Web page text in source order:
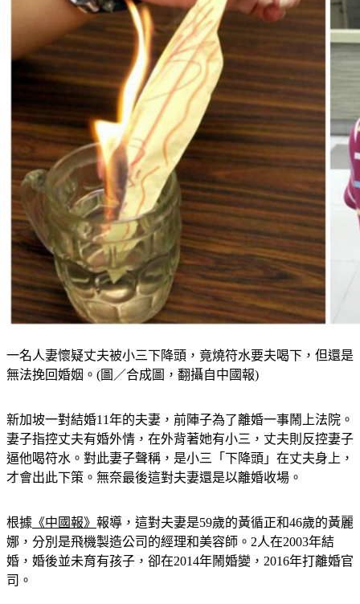
一名人妻懷疑丈夫被小三下降頭，竟燒符水要夫喝下，但還是
無法挽回婚姻。(圖／合成圖，翻攝自中國報)
新加坡一對結婚11年的夫妻，前陣子為了離婚一事鬧上法院。
妻子指控丈夫有婚外情，在外背著她有小三，丈夫則反控妻子
逼他喝符水。對此妻子聲稱，是小三「下降頭」在丈夫身上，
才會出此下策。 無奈最後這對夫妻還是以離婚收場。
根據 《中國報》 報導，這對夫妻是59歲的黃循正和46歲的黃麗
娜，分別是飛機製造公司的經理和美容師。2人在2003年結
婚，婚後並未育有孩子，卻在2014年鬧婚變，2016年打離婚官
司。